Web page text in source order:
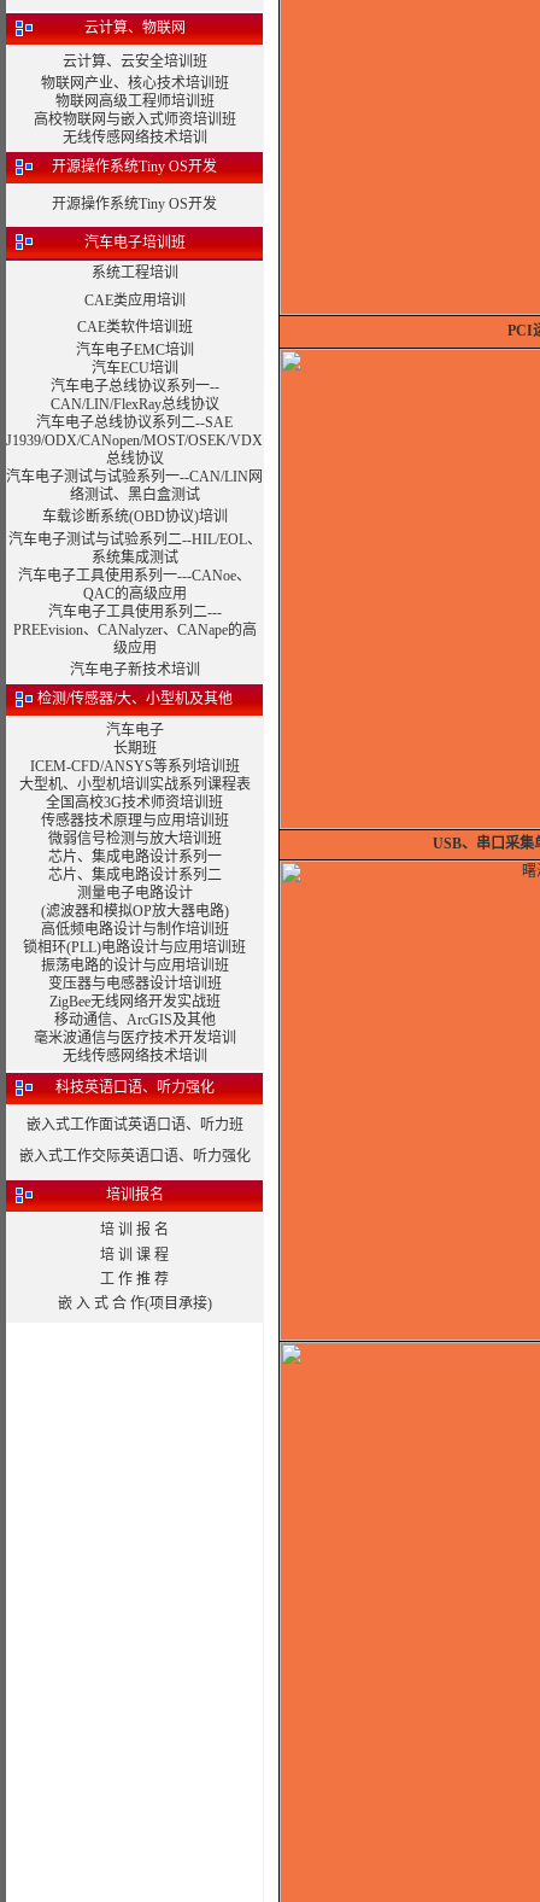
云计算、物联网
云计算、云安全培训班
物联网产业、核心技术培训班
物联网高级工程师培训班
高校物联网与嵌入式师资培训班
无线传感网络技术培训
开源操作系统Tiny OS开发
开源操作系统Tiny OS开发
汽车电子培训班
系统工程培训
CAE类应用培训
CAE类软件培训班
汽车电子EMC培训
汽车ECU培训
汽车电子总线协议系列一--
CAN/LIN/FlexRay总线协议
汽车电子总线协议系列二--SAE
J1939/ODX/CANopen/MOST/OSEK/VDX
总线协议
汽车电子测试与试验系列一--CAN/LIN网
络测试、黑白盒测试
车载诊断系统(OBD协议)培训
汽车电子测试与试验系列二--HIL/EOL、
系统集成测试
汽车电子工具使用系列一---CANoe、
QAC的高级应用
汽车电子工具使用系列二---
PREEvision、CANalyzer、CANape的高
级应用
汽车电子新技术培训
检测/传感器/大、小型机及其他
汽车电子
长期班
ICEM-CFD/ANSYS等系列培训班
大型机、小型机培训实战系列课程表
全国高校3G技术师资培训班
传感器技术原理与应用培训班
微弱信号检测与放大培训班
芯片、集成电路设计系列一
芯片、集成电路设计系列二
测量电子电路设计
(滤波器和模拟OP放大器电路)
高低频电路设计与制作培训班
锁相环(PLL)电路设计与应用培训班
振荡电路的设计与应用培训班
变压器与电感器设计培训班
ZigBee无线网络开发实战班
移动通信、 ArcGIS及其他
毫米波通信与医疗技术开发培训
无线传感网络技术培训
科技英语口语、听力强化
嵌入式工作面试英语口语、听力班
嵌入式工作交际英语口语、听力强化
培训报名
培 训 报 名
培 训 课 程
工 作 推 荐
嵌 入 式 合 作(项目承接)
PCI
USB、串口采集